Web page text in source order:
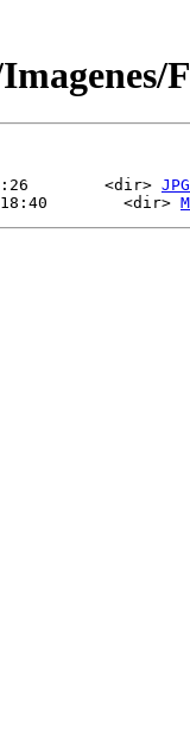
<dir> JPG
18:40        <dir>